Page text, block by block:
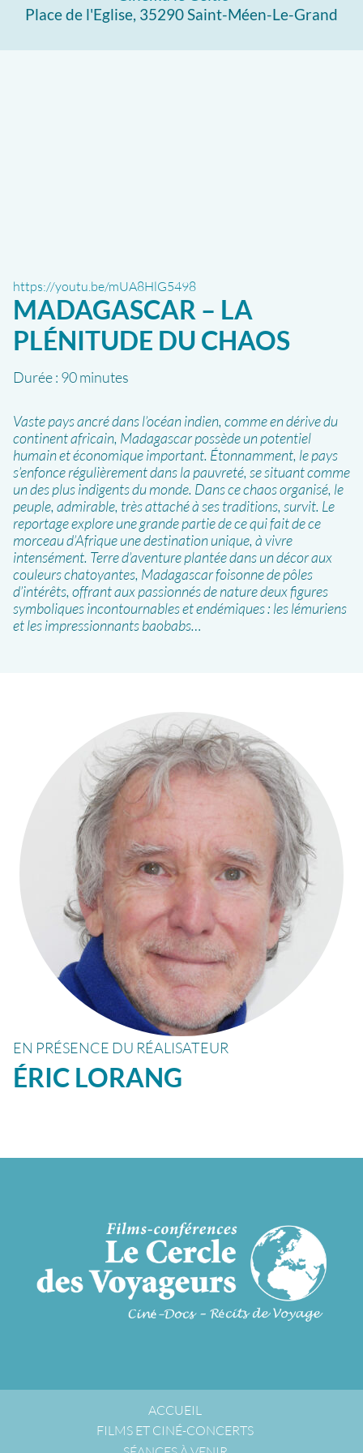
Place de l'Eglise, 35290 Saint-Méen-Le-Grand
https://youtu.be/mUA8HlG5498
MADAGASCAR – LA
PLÉNITUDE DU CHAOS
Durée : 90 minutes
Vaste pays ancré dans l’océan indien, comme en dérive du
continent africain, Madagascar possède un potentiel
humain et économique important. Étonnamment, le pays
s’enfonce régulièrement dans la pauvreté, se situant comme
un des plus indigents du monde. Dans ce chaos organisé, le
peuple, admirable, très attaché à ses traditions, survit. Le
reportage explore une grande partie de ce qui fait de ce
morceau d’Afrique une destination unique, à vivre
intensément. Terre d’aventure plantée dans un décor aux
couleurs chatoyantes, Madagascar foisonne de pôles
d’intérêts, offrant aux passionnés de nature deux figures
symboliques incontournables et endémiques : les lémuriens
et les impressionnants baobabs…
EN PRÉSENCE DU RÉALISATEUR
ÉRIC LORANG
ACCUEIL
FILMS ET CINÉ-CONCERTS